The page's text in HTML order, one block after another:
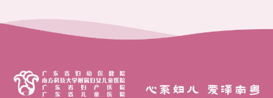
心系妇儿 爱泽南粤